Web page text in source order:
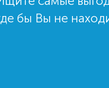
бы Вы не